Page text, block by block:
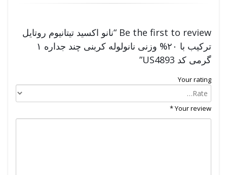
Be the first to review “نانو اکسید تیتانیوم روتایل
ترکیب با ۲۰% وزنی نانولوله کربنی چند جداره ۱
گرمی کد US4893”
Your rating
Your review
*